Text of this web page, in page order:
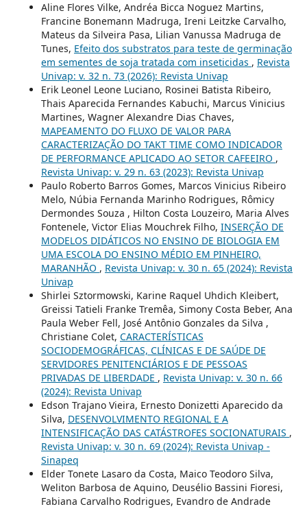
Aline Flores Vilke, Andréa Bicca Noguez Martins,
Francine Bonemann Madruga, Ireni Leitzke Carvalho,
Mateus da Silveira Pasa, Lilian Vanussa Madruga de
Tunes, Efeito dos substratos para teste de germinação
em sementes de soja tratada com inseticidas , Revista
Univap: v. 32 n. 73 (2026): Revista Univap
Erik Leonel Leone Luciano, Rosinei Batista Ribeiro,
Thais Aparecida Fernandes Kabuchi, Marcus Vinicius
Martines, Wagner Alexandre Dias Chaves,
MAPEAMENTO DO FLUXO DE VALOR PARA
CARACTERIZAÇÃO DO TAKT TIME COMO INDICADOR
DE PERFORMANCE APLICADO AO SETOR CAFEEIRO ,
Revista Univap: v. 29 n. 63 (2023): Revista Univap
Paulo Roberto Barros Gomes, Marcos Vinicius Ribeiro
Melo, Núbia Fernanda Marinho Rodrigues, Rômicy
Dermondes Souza , Hilton Costa Louzeiro, Maria Alves
Fontenele, Victor Elias Mouchrek Filho, INSERÇÃO DE
MODELOS DIDÁTICOS NO ENSINO DE BIOLOGIA EM
UMA ESCOLA DO ENSINO MÉDIO EM PINHEIRO,
MARANHÃO , Revista Univap: v. 30 n. 65 (2024): Revista
Univap
Shirlei Sztormowski, Karine Raquel Uhdich Kleibert,
Greissi Tatieli Franke Tremêa, Simony Costa Beber, Ana
Paula Weber Fell, José Antônio Gonzales da Silva ,
Christiane Colet, CARACTERÍSTICAS
SOCIODEMOGRÁFICAS, CLÍNICAS E DE SAÚDE DE
SERVIDORES PENITENCIÁRIOS E DE PESSOAS
PRIVADAS DE LIBERDADE , Revista Univap: v. 30 n. 66
(2024): Revista Univap
Edson Trajano Vieira, Ernesto Donizetti Aparecido da
Silva, DESENVOLVIMENTO REGIONAL E A
INTENSIFICAÇÃO DAS CATÁSTROFES SOCIONATURAIS ,
Revista Univap: v. 30 n. 69 (2024): Revista Univap -
Sinapeq
Elder Tonete Lasaro da Costa, Maico Teodoro Silva,
Weliton Barbosa de Aquino, Deusélio Bassini Fioresi,
Fabiana Carvalho Rodrigues, Evandro de Andrade